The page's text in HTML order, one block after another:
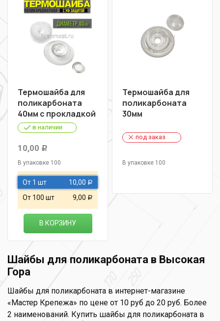
Термошайба для
поликарбоната
40мм с прокладкой
в наличии
10,00 Р
В упаковке 100
От 1 шт 10,00 Р
От 100 шт 9,00 Р
В КОРЗИНУ
Термошайба для
поликарбоната
30мм
под заказ
В упаковке 100
Шайбы для поликарбоната в Высокая
Гора
Шайбы для поликарбоната в интернет-магазине
«Мастер Крепежа» по цене от 10 руб до 20 руб. Более
2 наименований. Купить шайбы для поликарбоната в